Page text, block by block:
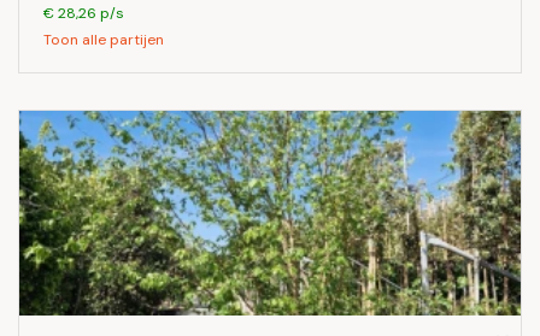
€ 28,26 p/s
Toon alle partijen